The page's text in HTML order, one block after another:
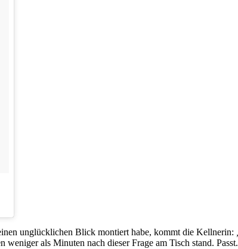
unglücklichen Blick montiert habe, kommt die Kellnerin:
als Minuten nach dieser Frage am Tisch stand. Passt.